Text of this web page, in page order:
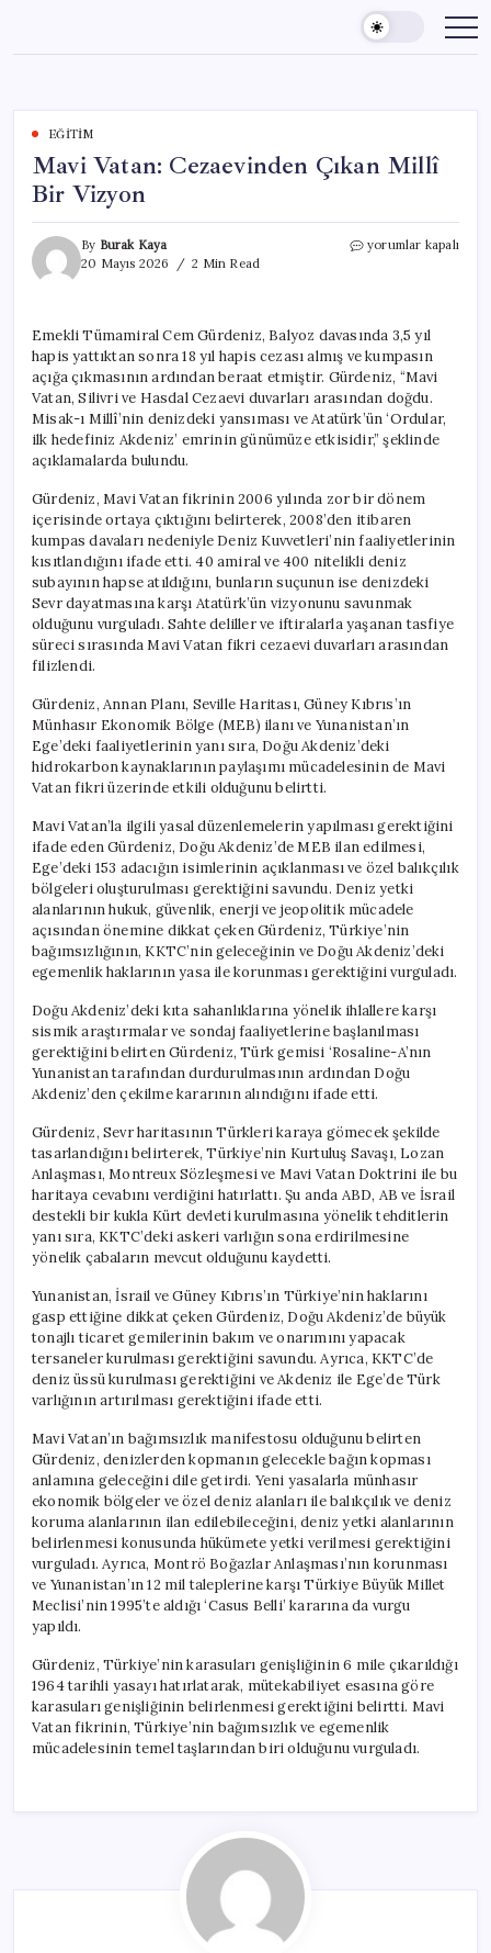
content
EĞITIM
Mavi Vatan: Cezaevinden Çıkan Millî
Bir Vizyon
By Burak Kaya
20 Mayıs 2026
2 Min Read
Mavi
Bir
Vizyon
için
yorumlar kapalı
Emekli Tümamiral Cem Gürdeniz, Balyoz davasında 3,5 yıl
hapis yattıktan sonra 18 yıl hapis cezası almış ve kumpasın
açığa çıkmasının ardından beraat etmiştir. Gürdeniz, “Mavi
Vatan, Silivri ve Hasdal Cezaevi duvarları arasından doğdu.
Misak-ı Millî’nin denizdeki yansıması ve Atatürk’ün ‘Ordular,
ilk hedefiniz Akdeniz’ emrinin günümüze etkisidir,” şeklinde
açıklamalarda bulundu.
Gürdeniz, Mavi Vatan fikrinin 2006 yılında zor bir dönem
içerisinde ortaya çıktığını belirterek, 2008’den itibaren
kumpas davaları nedeniyle Deniz Kuvvetleri’nin faaliyetlerinin
kısıtlandığını ifade etti. 40 amiral ve 400 nitelikli deniz
subayının hapse atıldığını, bunların suçunun ise denizdeki
Sevr dayatmasına karşı Atatürk’ün vizyonunu savunmak
olduğunu vurguladı. Sahte deliller ve iftiralarla yaşanan tasfiye
süreci sırasında Mavi Vatan fikri cezaevi duvarları arasından
filizlendi.
Gürdeniz, Annan Planı, Seville Haritası, Güney Kıbrıs’ın
Münhasır Ekonomik Bölge (MEB) ilanı ve Yunanistan’ın
Ege’deki faaliyetlerinin yanı sıra, Doğu Akdeniz’deki
hidrokarbon kaynaklarının paylaşımı mücadelesinin de Mavi
Vatan fikri üzerinde etkili olduğunu belirtti.
Mavi Vatan’la ilgili yasal düzenlemelerin yapılması gerektiğini
ifade eden Gürdeniz, Doğu Akdeniz’de MEB ilan edilmesi,
Ege’deki 153 adacığın isimlerinin açıklanması ve özel balıkçılık
bölgeleri oluşturulması gerektiğini savundu. Deniz yetki
alanlarının hukuk, güvenlik, enerji ve jeopolitik mücadele
açısından önemine dikkat çeken Gürdeniz, Türkiye’nin
bağımsızlığının, KKTC’nin geleceğinin ve Doğu Akdeniz’deki
egemenlik haklarının yasa ile korunması gerektiğini vurguladı.
Doğu Akdeniz’deki kıta sahanlıklarına yönelik ihlallere karşı
sismik araştırmalar ve sondaj faaliyetlerine başlanılması
gerektiğini belirten Gürdeniz, Türk gemisi ‘Rosaline-A’nın
Yunanistan tarafından durdurulmasının ardından Doğu
Akdeniz’den çekilme kararının alındığını ifade etti.
Gürdeniz, Sevr haritasının Türkleri karaya gömecek şekilde
tasarlandığını belirterek, Türkiye’nin Kurtuluş Savaşı, Lozan
Anlaşması, Montreux Sözleşmesi ve Mavi Vatan Doktrini ile bu
haritaya cevabını verdiğini hatırlattı. Şu anda ABD, AB ve İsrail
destekli bir kukla Kürt devleti kurulmasına yönelik tehditlerin
yanı sıra, KKTC’deki askeri varlığın sona erdirilmesine
yönelik çabaların mevcut olduğunu kaydetti.
Yunanistan, İsrail ve Güney Kıbrıs’ın Türkiye’nin haklarını
gasp ettiğine dikkat çeken Gürdeniz, Doğu Akdeniz’de büyük
tonajlı ticaret gemilerinin bakım ve onarımını yapacak
tersaneler kurulması gerektiğini savundu. Ayrıca, KKTC’de
deniz üssü kurulması gerektiğini ve Akdeniz ile Ege’de Türk
varlığının artırılması gerektiğini ifade etti.
Mavi Vatan’ın bağımsızlık manifestosu olduğunu belirten
Gürdeniz, denizlerden kopmanın gelecekle bağın kopması
anlamına geleceğini dile getirdi. Yeni yasalarla münhasır
ekonomik bölgeler ve özel deniz alanları ile balıkçılık ve deniz
koruma alanlarının ilan edilebileceğini, deniz yetki alanlarının
belirlenmesi konusunda hükümete yetki verilmesi gerektiğini
vurguladı. Ayrıca, Montrö Boğazlar Anlaşması’nın korunması
ve Yunanistan’ın 12 mil taleplerine karşı Türkiye Büyük Millet
Meclisi’nin 1995’te aldığı ‘Casus Belli’ kararına da vurgu
yapıldı.
Gürdeniz, Türkiye’nin karasuları genişliğinin 6 mile çıkarıldığı
1964 tarihli yasayı hatırlatarak, mütekabiliyet esasına göre
karasuları genişliğinin belirlenmesi gerektiğini belirtti. Mavi
Vatan fikrinin, Türkiye’nin bağımsızlık ve egemenlik
mücadelesinin temel taşlarından biri olduğunu vurguladı.